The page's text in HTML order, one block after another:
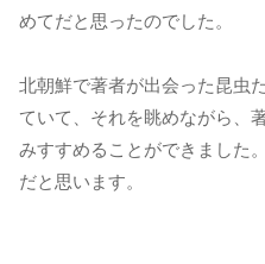
めてだと思ったのでした。
北朝鮮で著者が出会った昆虫
ていて、それを眺めながら、
みすすめることができました
だと思います。